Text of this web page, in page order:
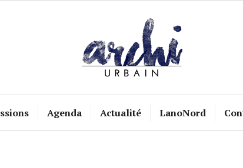
Agenda Actualité LanoNord